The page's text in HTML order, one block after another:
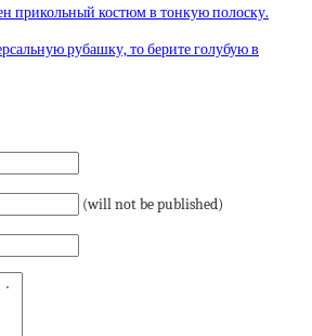
прикольный костюм в тонкую полоску.
рубашку, то берите голубую в
(will not be published)